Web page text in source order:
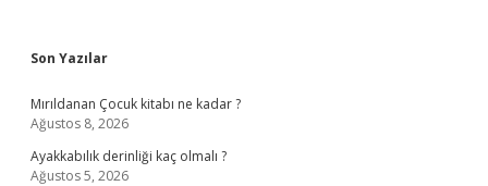
Sidebar
Son Yazılar
Mırıldanan Çocuk kitabı ne kadar ?
Ağustos 8, 2026
Ayakkabılık derinliği kaç olmalı ?
Ağustos 5, 2026